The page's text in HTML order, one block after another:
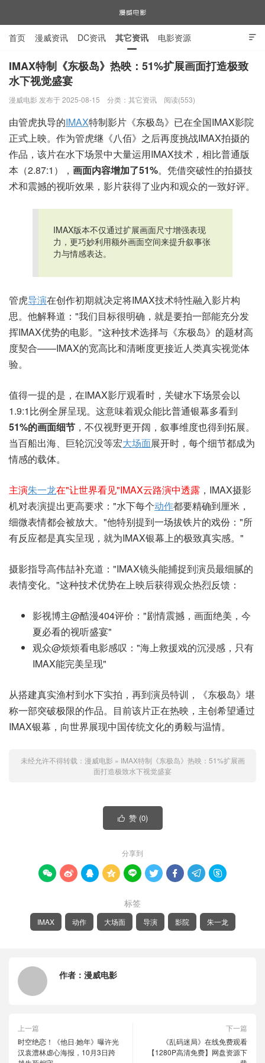
漫威电影

首页 漫威资讯 DC资讯 其它资讯 电影资源
电视剧资源 漫威图片
IMAX特制《东极岛》热映：51%扩展画面打造极致
水下视觉盛宴
漫威电影 发布于 2025-08-15 分类： 其它资讯 阅读(553)
由管虎执导的IMAX特制影片《东极岛》已在全国IMAX影院
正式上映。作为管虎继《八佰》之后再度挑战IMAX拍摄的
作品，该片在水下场景中大量运用IMAX技术，相比普通版
本（2.87:1）， 画面内容增加了51%。凭借突破性的拍摄技
术和震撼的视听效果，影片获得了业内和观众的一致好评。
IMAX版本不仅通过扩展画面尺寸增强表现
力，更巧妙利用额外画面空间来提升叙事张
力与情感表达。
管虎导演在创作初期就决定将IMAX技术特性融入影片构
思。他解释道："我们目标很明确，就是要拍一部能充分发
挥IMAX优势的电影。"这种技术选择与《东极岛》的题材高
度契合——IMAX的宽高比和清晰度更接近人类真实视觉体
验。
值得一提的是，在IMAX影厅观看时，关键水下场景会以
1.9:1比例全屏呈现。这意味着观众能比普通银幕多看到
51%的画面细节 ，不仅视野更开阔，叙事维度也得到拓展。
当百船出海、巨轮沉没等宏大场面展开时，每个细节都成为
情感的载体。
主演朱一龙在"让世界看见"IMAX云路演中透露 ，IMAX摄影
机对表演提出更高要求："水下每个动作都要精确到厘米，
细微表情都会被放大。"他特别提到一场拔铁片的戏份："所
有反应都是真实呈现，就为IMAX银幕上的极致真实感。"
摄影指导高伟喆补充道："IMAX镜头能捕捉到演员最细腻的
表情变化。"这种技术优势在上映后获得观众热烈反馈：
影视博主@酷漫404评价："剧情震撼，画面绝美，今
夏必看的视听盛宴"
观众@烦烦看电影感叹："海上救援戏的沉浸感，只有
IMAX能完美呈现"
从搭建真实渔村到水下实拍，再到演员特训，《东极岛》堪
称一部突破极限的作品。目前该片正在热映，主创希望通过
IMAX银幕，向世界展现中国传统文化的勇毅与温情。
未经允许不得转载： 漫威电影 » IMAX特制《东极岛》热映：51%扩展画
面打造极致水下视觉盛宴
 赞 (0)
分享到
        
标签
IMAX 动作 大场面 导演 影院 朱一龙
作者： 漫威电影
上一篇
时空绝恋！《他日·她年》曝许光
汉袁澧林虐心海报，10月3日跨
下一篇
《乱码迷局》在线免费观看
【1280P高清免费】网盘资源下